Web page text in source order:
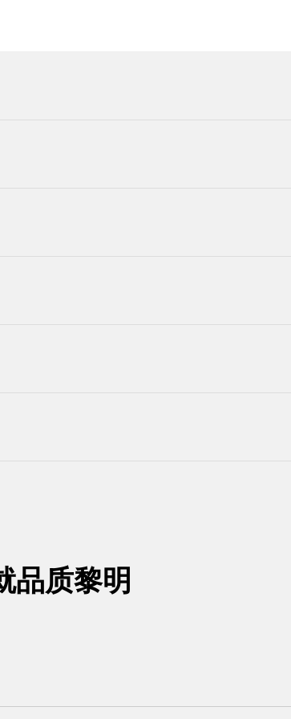
品质黎明